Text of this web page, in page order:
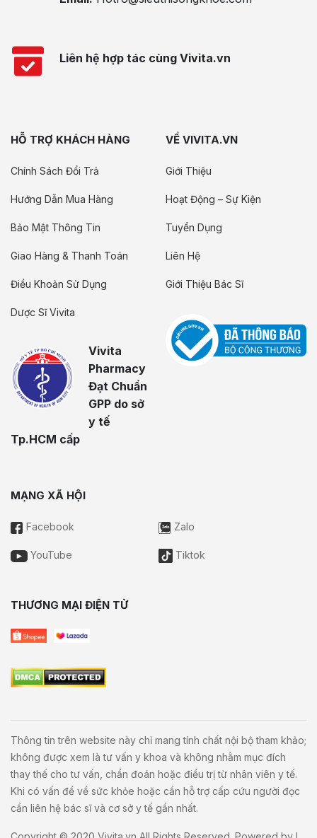
Liên hệ hợp tác cùng Vivita.vn
HỖ TRỢ KHÁCH HÀNG
Chính Sách Đổi Trả
Hướng Dẫn Mua Hàng
Bảo Mật Thông Tin
Giao Hàng & Thanh Toán
Điều Khoản Sử Dụng
Dược Sĩ Vivita
Vivita
Pharmacy
Đạt Chuẩn
GPP do sở
y tế
Tp.HCM cấp
VỀ VIVITA.VN
Giới Thiệu
Hoạt Động – Sự Kiện
Tuyển Dụng
Liên Hệ
Giới Thiệu Bác Sĩ
MẠNG XÃ HỘI
Facebook Zalo
YouTube Tiktok
THƯƠNG MẠI ĐIỆN TỬ
Thông tin trên website này chỉ mang tính chất nội bộ tham khảo;
không được xem là tư vấn y khoa và không nhằm mục đích
thay thế cho tư vấn, chẩn đoán hoặc điều trị từ nhân viên y tế.
Khi có vấn đề về sức khỏe hoặc cần hỗ trợ cấp cứu người đọc
cần liên hệ bác sĩ và cơ sở y tế gần nhất.